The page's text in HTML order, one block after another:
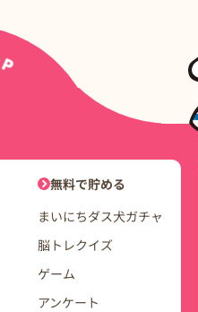
無料で貯める
まいにちダス犬ガチャ
脳トレクイズ
ゲーム
アンケート